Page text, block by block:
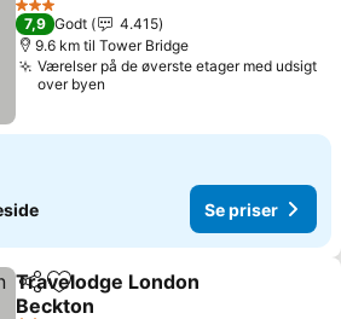
3 Stjerner
7,9 Godt
4.415
9.6 km til Tower Bridge
Værelser på de øverste etager med udsigt
over byen
Se priser
Del Føj til favoritter
Travelodge London
Beckton